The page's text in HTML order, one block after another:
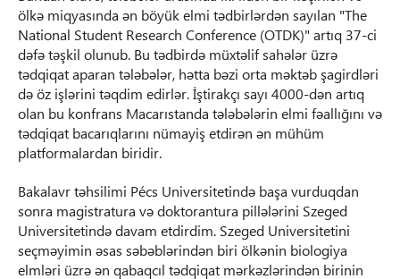
ölkə miqyasında ən böyük elmi tədbirlərdən sayılan "The
National Student Research Conference (OTDK)" artıq 37-ci
dəfə təşkil olunub. Bu tədbirdə müxtəlif sahələr üzrə
tədqiqat aparan tələbələr, hətta bəzi orta məktəb şagirdləri
də öz işlərini təqdim edirlər. İştirakçı sayı 4000-dən artıq
olan bu konfrans Macarıstanda tələbələrin elmi fəallığını və
tədqiqat bacarıqlarını nümayiş etdirən ən mühüm
platformalardan biridir.
Bakalavr təhsilimi Pécs Universitetində başa vurduqdan
sonra magistratura və doktorantura pillələrini Szeged
Universitetində davam etdirdim. Szeged Universitetini
seçməyimin əsas səbəblərindən biri ölkənin biologiya
elmləri üzrə ən qabaqcıl tədqiqat mərkəzlərindən birinin